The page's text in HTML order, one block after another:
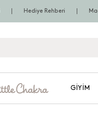
Hediye Rehberi
GIYIM